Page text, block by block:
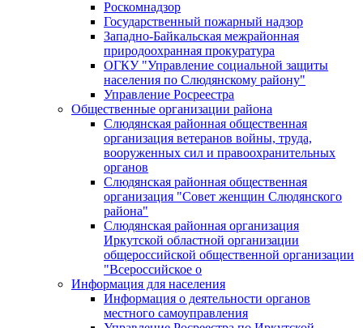
Роскомнадзор
Государственный пожарный надзор
Западно-Байкальская межрайонная
природоохранная прокуратура
ОГКУ "Управление социальной защиты
населения по Слюдянскому району"
Управление Росреестра
Общественные организации района
Слюдянская районная общественная
организация ветеранов войны, труда,
вооруженных сил и правоохранительных
органов
Слюдянская районная общественная
организация "Совет женщин Слюдянского
района"
Слюдянская районная организация
Иркутской областной организации
общероссийской общественной организации
"Всероссийское о
Информация для населения
Информация о деятельности органов
местного самоуправления